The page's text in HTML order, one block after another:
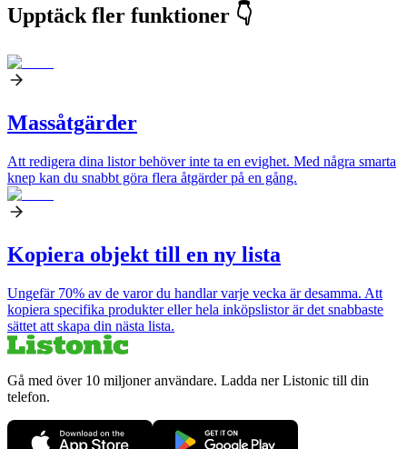
Upptäck fler funktioner 👇
Massåtgärder
Att redigera dina listor behöver inte ta en evighet. Med några smarta
knep kan du snabbt göra flera åtgärder på en gång.
Kopiera objekt till en ny lista
Ungefär 70% av de varor du handlar varje vecka är desamma. Att
kopiera specifika produkter eller hela inköpslistor är det snabbaste
sättet att skapa din nästa lista.
Gå med över 10 miljoner användare. Ladda ner Listonic till din
telefon.